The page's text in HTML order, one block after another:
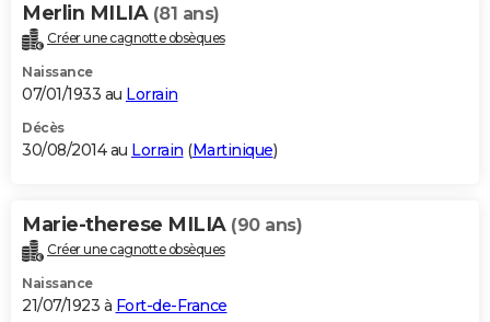
Merlin MILIA (81 ans)
Créer une cagnotte obsèques
Naissance
07/01/1933 au Lorrain
Décès
30/08/2014 au Lorrain (Martinique)
Marie-therese MILIA (90 ans)
Créer une cagnotte obsèques
Naissance
21/07/1923 à Fort-de-France